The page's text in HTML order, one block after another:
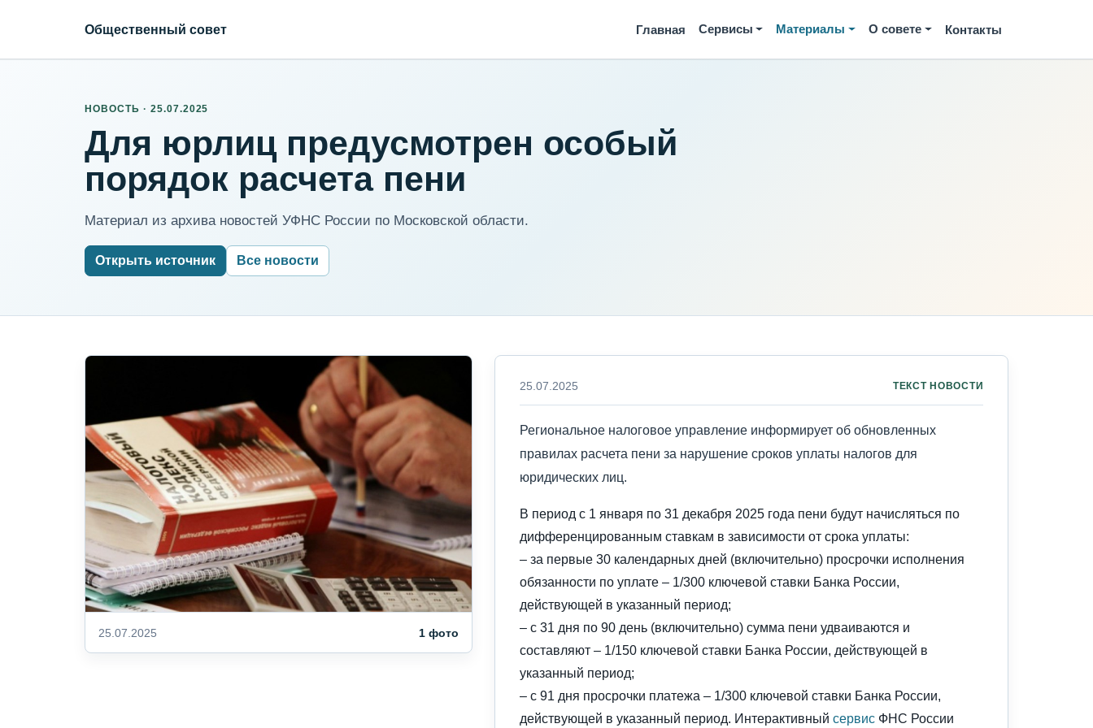
Общественный совет Главная Сервисы Материалы О совете Контакты
НОВОСТЬ · 25.07.2025
Для юрлиц предусмотрен особый
порядок расчета пени
Материал из архива новостей УФНС России по Московской области.
Открыть источник Все новости
25.07.2025 1 фото
25.07.2025 ТЕКСТ НОВОСТИ
Региональное налоговое управление информирует об обновленных
правилах расчета пени за нарушение сроков уплаты налогов для
юридических лиц.
В период с 1 января по 31 декабря 2025 года пени будут начисляться по
дифференцированным ставкам в зависимости от срока уплаты:
– за первые 30 календарных дней (включительно) просрочки исполнения
обязанности по уплате – 1/300 ключевой ставки Банка России,
действующей в указанный период;
– с 31 дня по 90 день (включительно) сумма пени удваиваются и
составляют – 1/150 ключевой ставки Банка России, действующей в
указанный период;
– с 91 дня просрочки платежа – 1/300 ключевой ставки Банка России,
действующей в указанный период. Интерактивный сервисФНС России